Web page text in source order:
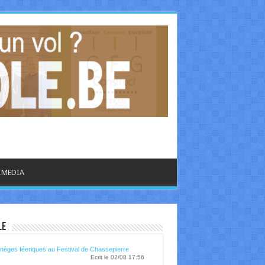
- CULTURE
Ecrit le 02/08 17:56